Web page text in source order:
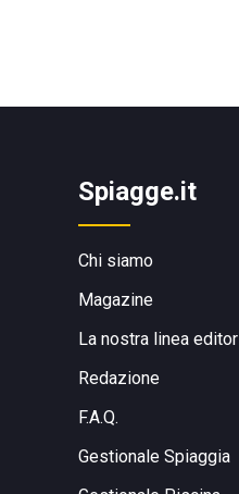
Spiagge.it
Chi siamo
Magazine
La nostra linea
Redazione
F.A.Q.
Gestionale Spiaggia